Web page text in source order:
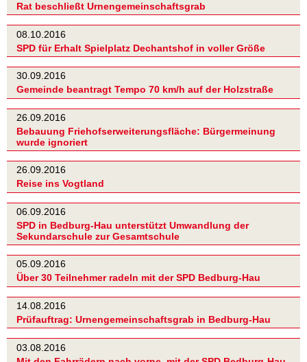
Rat beschließt Urnengemeinschaftsgrab
08.10.2016
SPD für Erhalt Spielplatz Dechantshof in voller Größe
30.09.2016
Gemeinde beantragt Tempo 70 km/h auf der Holzstraße
26.09.2016
Bebauung Friehofserweiterungsfläche: Bürgermeinung
wurde ignoriert
26.09.2016
Reise ins Vogtland
06.09.2016
SPD in Bedburg-Hau unterstützt Umwandlung der
Sekundarschule zur Gesamtschule
05.09.2016
Über 30 Teilnehmer radeln mit der SPD Bedburg-Hau
14.08.2016
Prüfauftrag: Urnengemeinschaftsgrab in Bedburg-Hau
03.08.2016